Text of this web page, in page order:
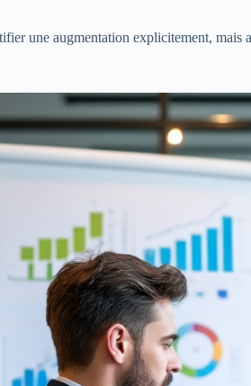
une augmentation explicitement,